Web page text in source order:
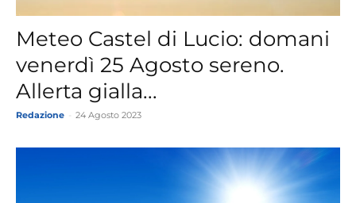
Meteo Castel di Lucio: domani
venerdì 25 Agosto sereno.
Allerta gialla...
Redazione 24 Agosto 2023